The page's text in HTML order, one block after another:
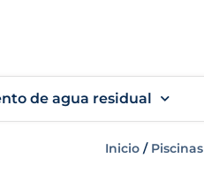
de agua residual
Inicio / Piscinas